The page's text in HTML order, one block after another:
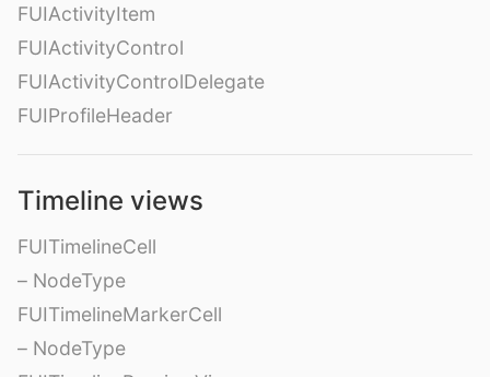
FUIActivityItem
FUIActivityControl
FUIActivityControlDelegate
FUIProfileHeader
Timeline views
FUITimelineCell
– NodeType
FUITimelineMarkerCell
– NodeType